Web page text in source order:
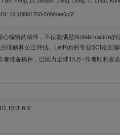
10.1088/1758-5090/ae6c5f
编辑的稿件，不仅能满足Biofabrication
理解和公正评估。LetPub的专业SCI论文
者准备稿件，已助力全球15万+作者顺利发
BS1 6BE